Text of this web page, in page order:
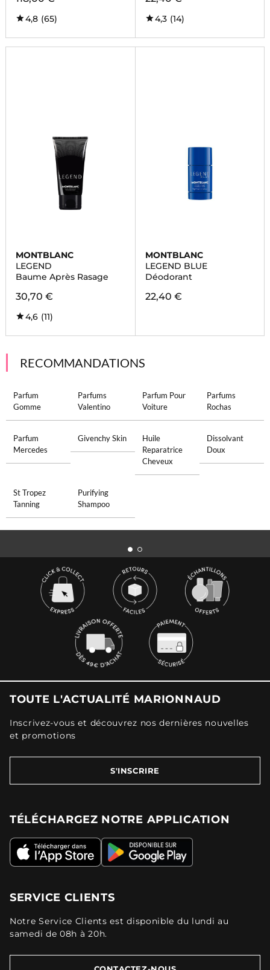
4,8 (65) 4,3 (14)
MONTBLANC
LEGEND
Baume Après Rasage
30,70 €
4,6 (11)
MONTBLANC
LEGEND BLUE
Déodorant
22,40 €
RECOMMANDATIONS
Parfum
Gomme
Parfums
Valentino
Parfum Pour
Voiture
Parfums
Rochas
Parfum
Mercedes
Givenchy Skin
Huile
Reparatrice
Cheveux
Dissolvant
Doux
St Tropez
Tanning
Purifying
Shampoo
TOUTE L'ACTUALITÉ MARIONNAUD
Inscrivez-vous et découvrez nos dernières nouvelles
et promotions
S'INSCRIRE
TÉLÉCHARGEZ NOTRE APPLICATION
SERVICE CLIENTS
Notre Service Clients est disponible du lundi au
samedi de 08h à 20h.